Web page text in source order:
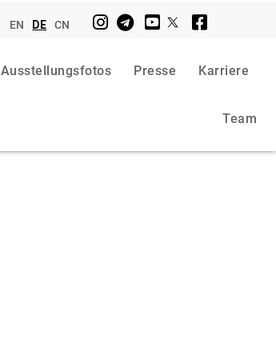
EN DE CN
Ausstellungsfotos Presse Karriere
Team